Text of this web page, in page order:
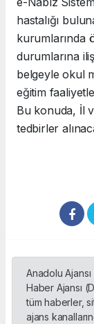
hastalığı
kurumlarında
durumlarına
belgeyle okul
eğitim
Bu konuda, İl
tedbirler
Anadolu
Haber Ajansı
tüm haberler,
ajans